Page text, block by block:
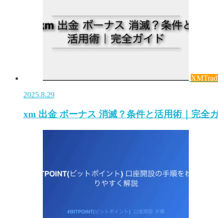
2025.8.29
xm 出金 ボーナス 消滅？条件と活用術｜完全